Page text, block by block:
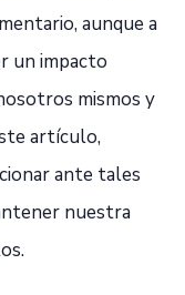
aunque a
un impacto
mismos y
artículo,
ante tales
nuestra